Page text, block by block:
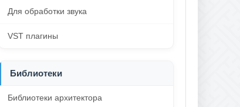
Для обработки звука
VST плагины
Библиотеки
Библиотеки архитектора